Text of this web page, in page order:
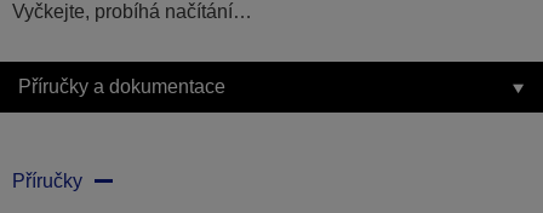
Vyčkejte, probíhá načítání…
Příručky a dokumentace
Příručky